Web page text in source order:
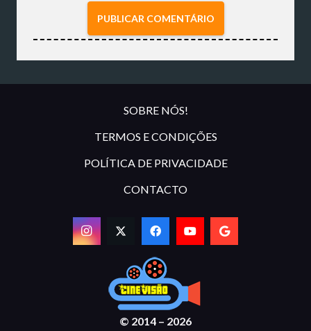
PUBLICAR COMENTÁRIO
SOBRE NÓS!
TERMOS E CONDIÇÕES
POLÍTICA DE PRIVACIDADE
CONTACTO
© 2014 – 2026